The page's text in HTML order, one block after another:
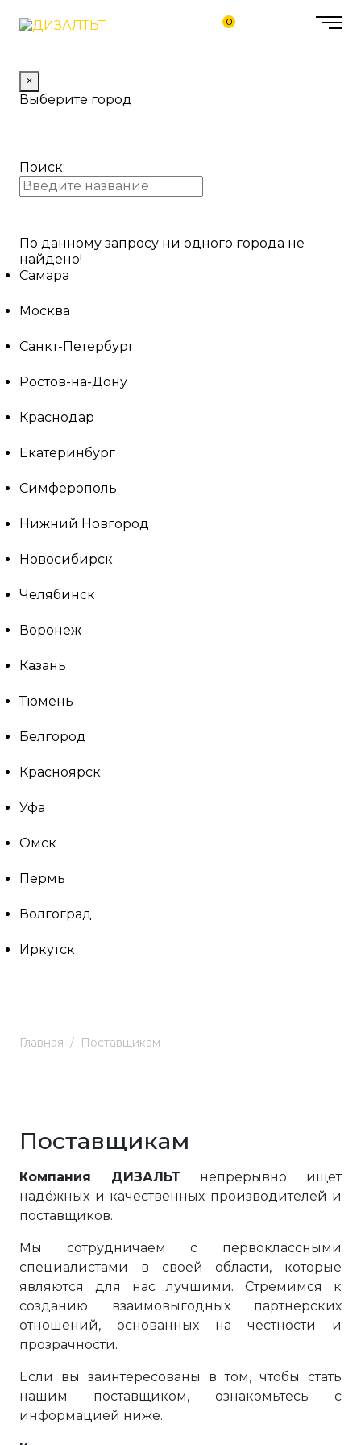
0
×
Выберите город
Поиск:
По данному запросу ни одного города не
найдено!
Самара
Москва
Санкт-Петербург
Ростов-на-Дону
Краснодар
Екатеринбург
Симферополь
Нижний Новгород
Новосибирск
Челябинск
Воронеж
Казань
Тюмень
Белгород
Красноярск
Уфа
Омск
Пермь
Волгоград
Иркутск
Главная Поставщикам
Поставщикам
Компания ДИЗАЛЬТ непрерывно ищет
надёжных и качественных производителей и
поставщиков.
Мы сотрудничаем с первоклассными
специалистами в своей области, которые
являются для нас лучшими. Стремимся к
созданию взаимовыгодных партнёрских
отношений, основанных на честности и
прозрачности.
Если вы заинтересованы в том, чтобы стать
нашим поставщиком, ознакомьтесь с
информацией ниже.